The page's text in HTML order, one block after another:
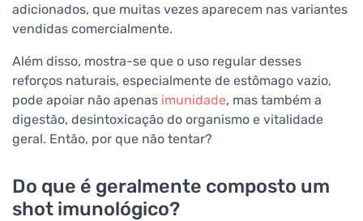
adicionados, que muitas vezes aparecem nas variantes
vendidas comercialmente.
Além disso, mostra-se que o uso regular desses
reforços naturais, especialmente de estômago vazio,
pode apoiar não apenas imunidade, mas também a
digestão, desintoxicação do organismo e vitalidade
geral. Então, por que não tentar?
Do que é geralmente composto um
shot imunológico?